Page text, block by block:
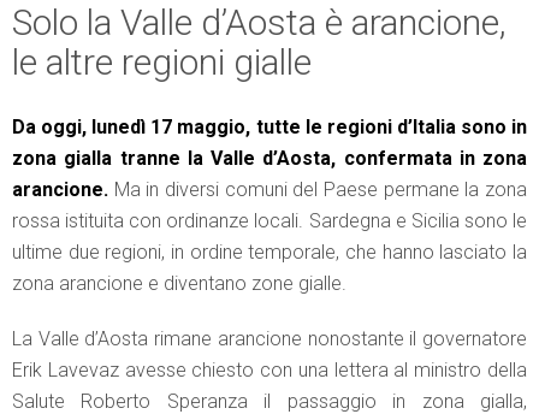
Solo la Valle d’Aosta è arancione,
le altre regioni gialle
Da oggi, lunedì 17 maggio, tutte le regioni d’Italia sono in
zona gialla tranne la Valle d’Aosta, confermata in zona
arancione. Ma in diversi comuni del Paese permane la zona
rossa istituita con ordinanze locali. Sardegna e Sicilia sono le
ultime due regioni, in ordine temporale, che hanno lasciato la
zona arancione e diventano zone gialle.
La Valle d’Aosta rimane arancione nonostante il governatore
Erik Lavevaz avesse chiesto con una lettera al ministro della
Salute Roberto Speranza il passaggio in zona gialla,